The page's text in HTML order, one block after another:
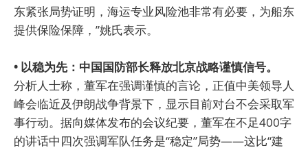
东紧张局势证明，海运专业风险池非常有必要，为船东
提供保险保障，”姚氏表示。
• 以稳为先：中国国防部长释放北京战略谨慎信号。
分析人士称，董军在强调谨慎的言论，正值中美领导人
峰会临近及伊朗战争背景下，显示目前对台不会采取军
事行动。据向媒体发布的会议纪要，董军在不足400字
的讲话中四次强调军队任务是“稳定”局势——这比“建